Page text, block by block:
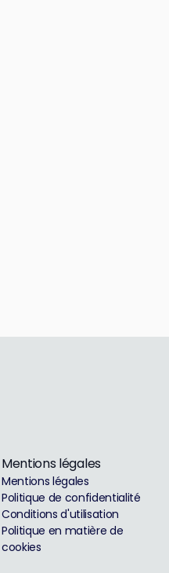
Mentions légales
Mentions légales
Politique de confidentialité
Conditions d'utilisation
Politique en matière de
cookies